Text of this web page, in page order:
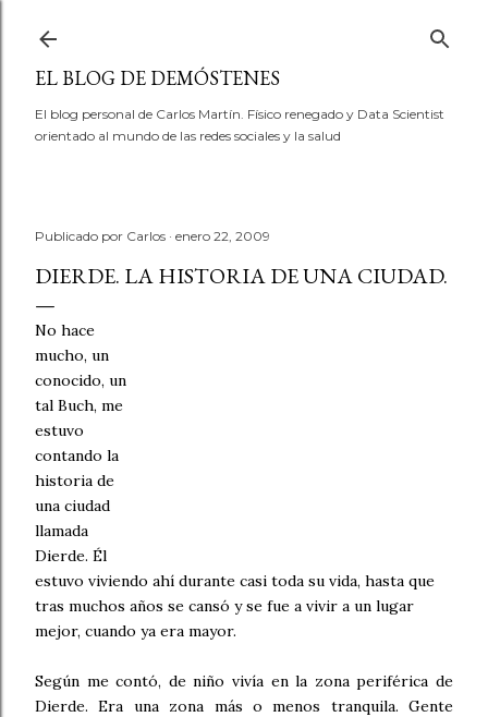
EL BLOG DE DEMÓSTENES
El blog personal de Carlos Martín. Físico renegado y Data Scientist
orientado al mundo de las redes sociales y la salud
Publicado por Carlos enero 22, 2009
DIERDE. LA HISTORIA DE UNA CIUDAD.
No hace
mucho, un
conocido, un
tal Buch, me
estuvo
contando la
historia de
una ciudad
llamada
Dierde. Él
estuvo viviendo ahí durante casi toda su vida, hasta que
tras muchos años se cansó y se fue a vivir a un lugar
mejor, cuando ya era mayor.
Según me contó, de niño vivía en la zona periférica de
Dierde. Era una zona más o menos tranquila. Gente